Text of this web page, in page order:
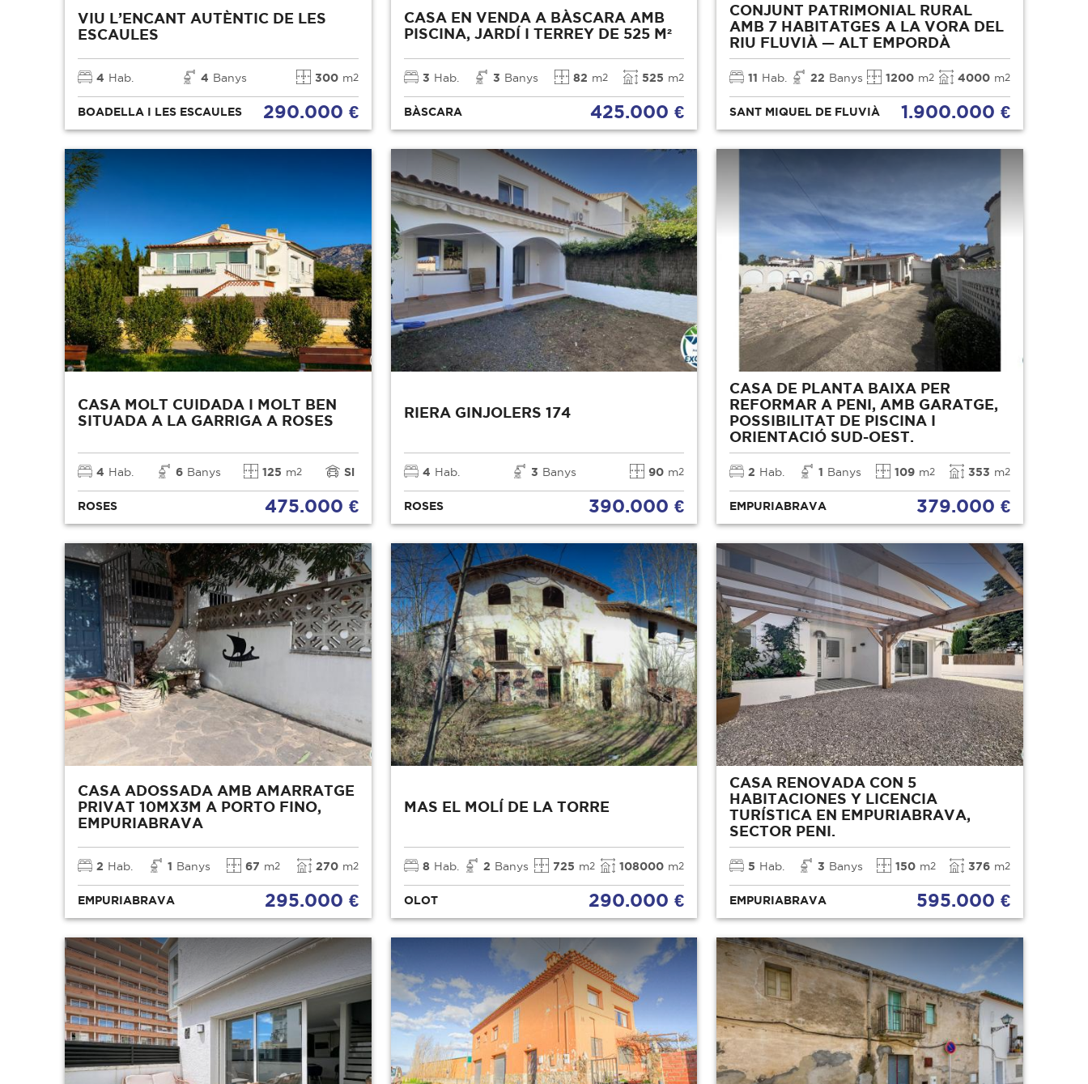
VIU L’ENCANT AUTÈNTIC DE LES
ESCAULES
4 Hab. 4 Banys 300 m2
BOADELLA I LES ESCAULES 290.000 €
CASA EN VENDA A BÀSCARA AMB
PISCINA, JARDÍ I TERREY DE 525 M²
3 Hab. 3 Banys 82 m2 525 m2
BÀSCARA 425.000 €
CONJUNT PATRIMONIAL RURAL
AMB 7 HABITATGES A LA VORA DEL
RIU FLUVIÀ — ALT EMPORDÀ
11 Hab. 22 Banys 1200 m2 4000 m2
SANT MIQUEL DE FLUVIÀ 1.900.000 €
CASA MOLT CUIDADA I MOLT BEN
SITUADA A LA GARRIGA A ROSES
4 Hab. 6 Banys 125 m2 Si
ROSES 475.000 €
RIERA GINJOLERS 174
4 Hab. 3 Banys 90 m2
ROSES 390.000 €
CASA DE PLANTA BAIXA PER
REFORMAR A PENI, AMB GARATGE,
POSSIBILITAT DE PISCINA I
ORIENTACIÓ SUD-OEST.
2 Hab. 1 Banys 109 m2 353 m2
EMPURIABRAVA 379.000 €
CASA ADOSSADA AMB AMARRATGE
PRIVAT 10MX3M A PORTO FINO,
EMPURIABRAVA
2 Hab. 1 Banys 67 m2 270 m2
EMPURIABRAVA 295.000 €
MAS EL MOLÍ DE LA TORRE
8 Hab. 2 Banys 725 m2 108000 m2
OLOT 290.000 €
CASA RENOVADA CON 5
HABITACIONES Y LICENCIA
TURÍSTICA EN EMPURIABRAVA,
SECTOR PENI.
5 Hab. 3 Banys 150 m2 376 m2
EMPURIABRAVA 595.000 €